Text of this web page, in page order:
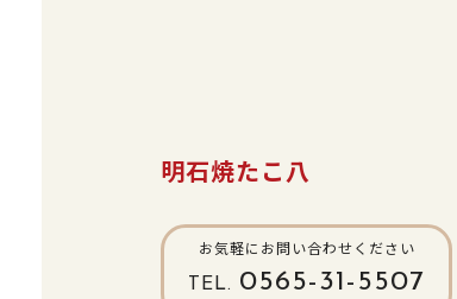
明石焼たこ八
お気軽にお問い合わせください
TEL. 0565-31-5507